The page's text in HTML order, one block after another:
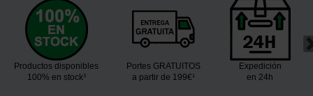
Productos disponibles
100% en stock³
Portes GRATUITOS
a partir de 199€¹
Expedición
en 24h